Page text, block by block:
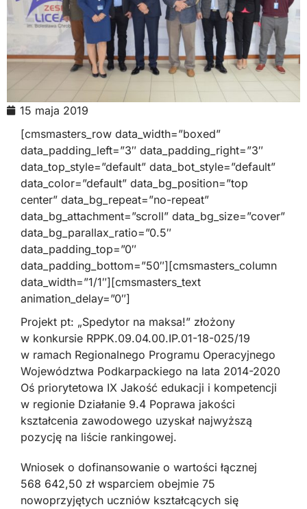
15 maja 2019
[cmsmasters_row data_width=”boxed”
data_padding_left=”3″ data_padding_right=”3″
data_top_style=”default” data_bot_style=”default”
data_color=”default” data_bg_position=”top
center” data_bg_repeat=”no-repeat”
data_bg_attachment=”scroll” data_bg_size=”cover”
data_bg_parallax_ratio=”0.5″
data_padding_top=”0″
data_padding_bottom=”50″][cmsmasters_column
data_width=”1/1″][cmsmasters_text
animation_delay=”0″]
Projekt pt: „Spedytor na maksa!” złożony
w konkursie RPPK.09.04.00.IP.01-18-025/19
w ramach Regionalnego Programu Operacyjnego
Województwa Podkarpackiego na lata 2014-2020
Oś priorytetowa IX Jakość edukacji i kompetencji
w regionie Działanie 9.4 Poprawa jakości
kształcenia zawodowego uzyskał najwyższą
pozycję na liście rankingowej.
Wniosek o dofinansowanie o wartości łącznej
568 642,50 zł wsparciem obejmie 75
nowoprzyjętych uczniów kształcących się